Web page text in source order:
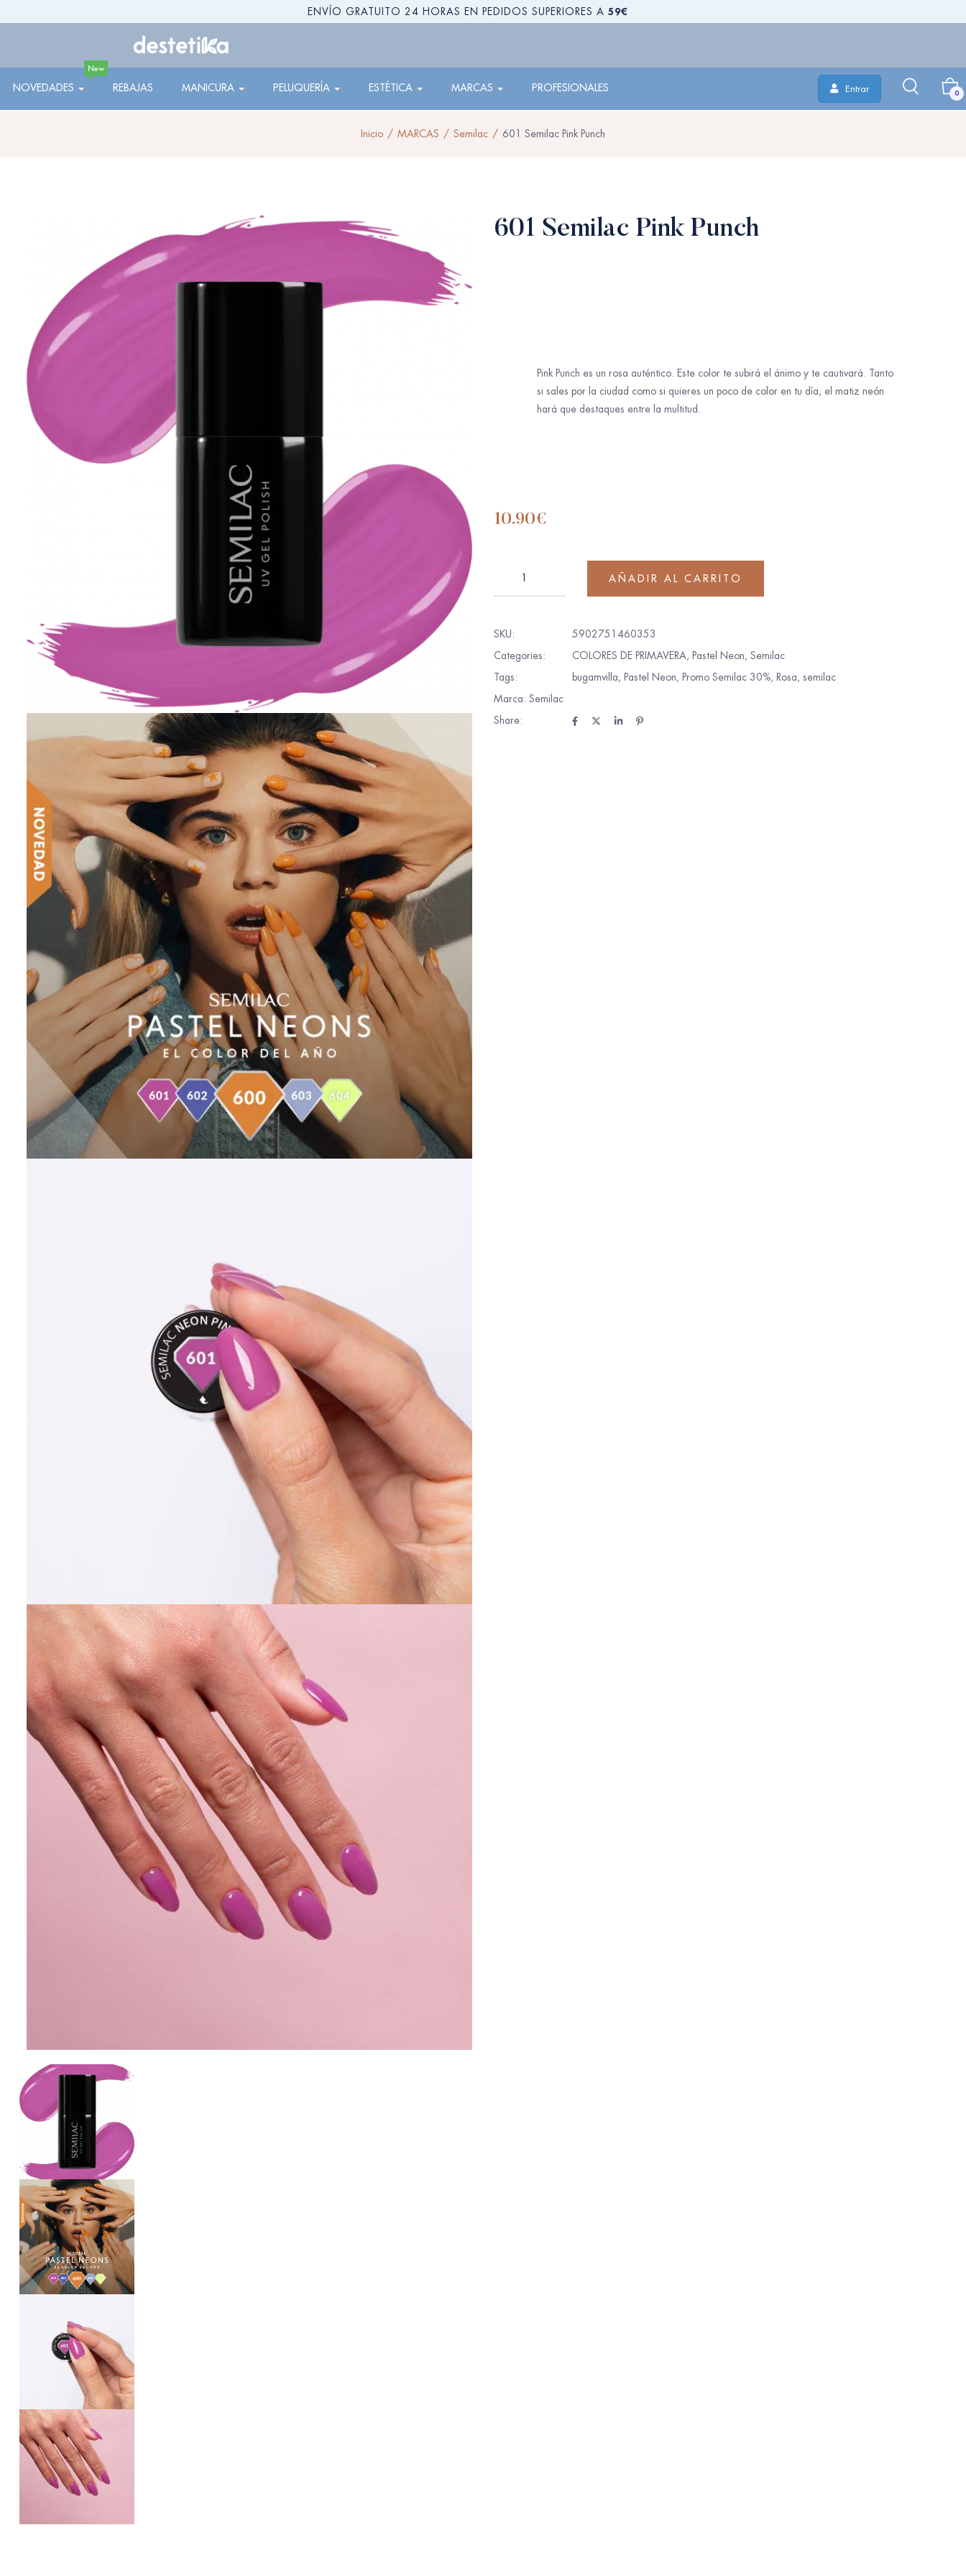
ENVÍO GRATUITO 24 HORAS EN PEDIDOS SUPERIORES A 59€
NOVEDADES
New
REBAJAS MANICURA PELUQUERÍA ESTÉTICA MARCAS PROFESIONALES Entrar 0
Inicio MARCAS Semilac 601 Semilac Pink Punch
601 Semilac Pink Punch
Pink Punch es un rosa auténtico. Este color te subirá el ánimo y te cautivará. Tanto
si sales por la ciudad como si quieres un poco de color en tu día, el matiz neón
hará que destaques entre la multitud.
10.90€
AÑADIR AL CARRITO
SKU:
5902751460353
Categories:
COLORES DE PRIMAVERA, Pastel Neon, Semilac
Tags:
bugamvilla, Pastel Neon, Promo Semilac 30%, Rosa, semilac
Marca: Semilac
Share: